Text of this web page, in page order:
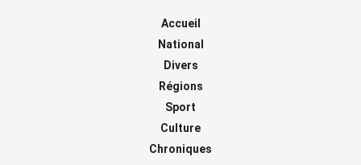
Accueil
National
Divers
Régions
Sport
Culture
Chroniques